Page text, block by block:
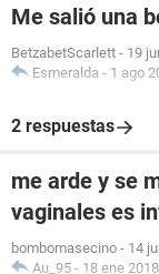
Me salió una
BetzabetScarlett - 19
Esmeralda - 1 ago
2 respuestas
me arde y se
vaginales es
bombomasecino - 14
Au_95 - 18 ene